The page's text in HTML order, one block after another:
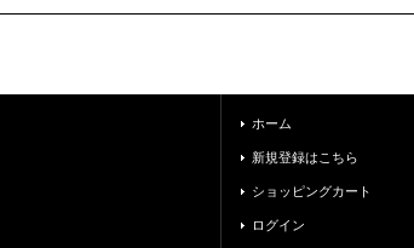
ホーム
新規登録はこちら
ショッピングカート
ログイン